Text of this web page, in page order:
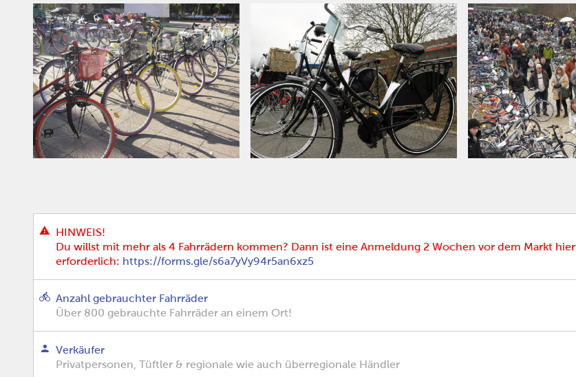
HINWEIS!
Du willst mit mehr als 4 Fahrrädern kommen? Dann ist eine Anmeldung 2 Wochen vor dem Markt hier
erforderlich: https://forms.gle/s6a7yVy94r5an6xz5
Anzahl gebrauchter Fahrräder
Über 800 gebrauchte Fahrräder an einem Ort!
Verkäufer
Privatpersonen, Tüftler & regionale wie auch überregionale Händler